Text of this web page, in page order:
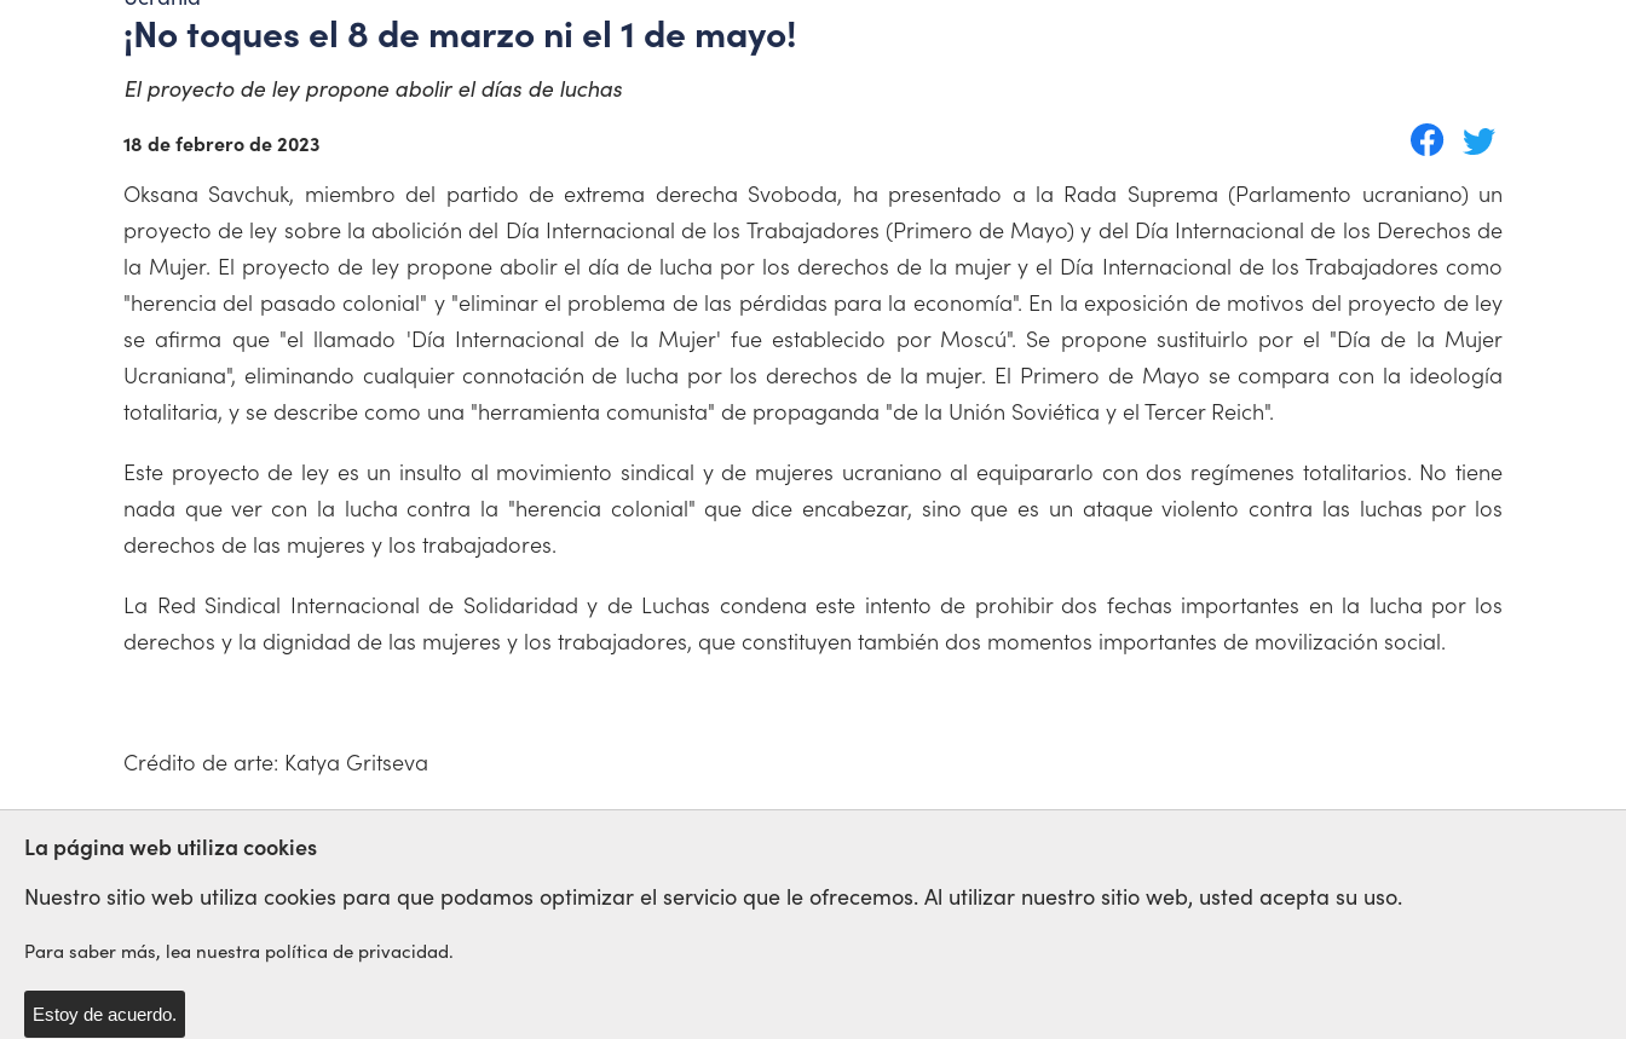
¡No toques el 8 de marzo ni el 1 de mayo!
El proyecto de ley propone abolir el días de luchas
18 de febrero de 2023
Oksana Savchuk, miembro del partido de extrema derecha Svoboda, ha presentado a la Rada Suprema (Parlamento ucraniano) un
proyecto de ley sobre la abolición del Día Internacional de los Trabajadores (Primero de Mayo) y del Día Internacional de los Derechos de
la Mujer. El proyecto de ley propone abolir el día de lucha por los derechos de la mujer y el Día Internacional de los Trabajadores como
"herencia del pasado colonial" y "eliminar el problema de las pérdidas para la economía". En la exposición de motivos del proyecto de ley
se afirma que "el llamado 'Día Internacional de la Mujer' fue establecido por Moscú". Se propone sustituirlo por el "Día de la Mujer
Ucraniana", eliminando cualquier connotación de lucha por los derechos de la mujer. El Primero de Mayo se compara con la ideología
totalitaria, y se describe como una "herramienta comunista" de propaganda "de la Unión Soviética y el Tercer Reich".
Este proyecto de ley es un insulto al movimiento sindical y de mujeres ucraniano al equipararlo con dos regímenes totalitarios. No tiene
nada que ver con la lucha contra la "herencia colonial" que dice encabezar, sino que es un ataque violento contra las luchas por los
derechos de las mujeres y los trabajadores.
La Red Sindical Internacional de Solidaridad y de Luchas condena este intento de prohibir dos fechas importantes en la lucha por los
derechos y la dignidad de las mujeres y los trabajadores, que constituyen también dos momentos importantes de movilización social.
Crédito de arte: Katya Gritseva
UCRANIA DERECHOS
Red Sindical Internacional
de Solidaridad y de Luchas
La página web utiliza cookies
Nuestro sitio web utiliza cookies para que podamos optimizar el servicio que le ofrecemos. Al utilizar nuestro sitio web, usted acepta su uso.
Para saber más, lea nuestra política de privacidad.
Estoy de acuerdo.